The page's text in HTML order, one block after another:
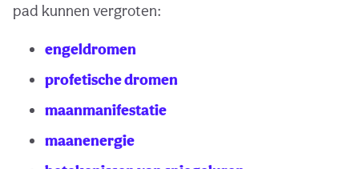
pad kunnen vergroten:
engeldromen
profetische dromen
maanmanifestatie
maanenergie